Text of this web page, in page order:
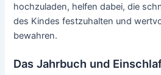
hochzuladen, helfen dabei, die
des Kindes festzuhalten und
bewahren.
Das Jahrbuch und